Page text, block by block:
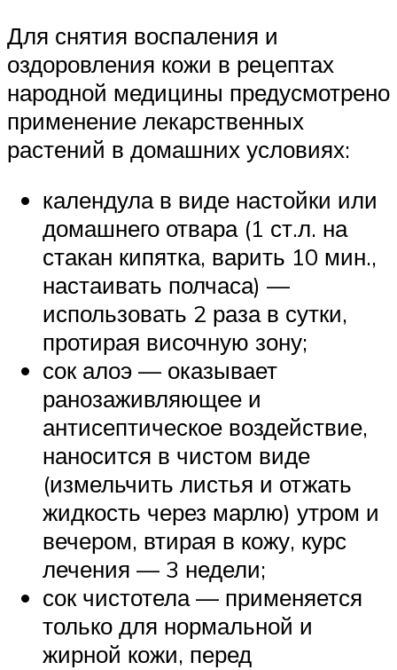
Для снятия воспаления и
оздоровления кожи в рецептах
народной медицины предусмотрено
применение лекарственных
растений в домашних условиях:
календула в виде настойки или
домашнего отвара (1 ст.л. на
стакан кипятка, варить 10 мин.,
настаивать полчаса) —
использовать 2 раза в сутки,
протирая височную зону;
сок алоэ — оказывает
ранозаживляющее и
антисептическое воздействие,
наносится в чистом виде
(измельчить листья и отжать
жидкость через марлю) утром и
вечером, втирая в кожу, курс
лечения — 3 недели;
сок чистотела — применяется
только для нормальной и
жирной кожи, перед